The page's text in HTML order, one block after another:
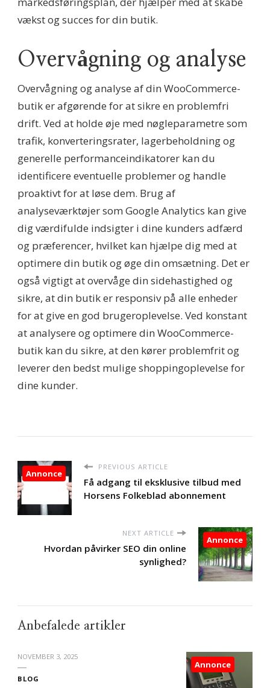
vækst og succes for din butik.
Overvågning og analyse
Overvågning og analyse af din WooCommerce-
butik er afgørende for at sikre en problemfri
drift. Ved at holde øje med nøgleparametre som
trafik, konverteringsrater, lagerbeholdning og
generelle performanceindikatorer kan du
identificere eventuelle problemer og handle
proaktivt for at løse dem. Brug af
analyseværktøjer som Google Analytics kan give
dig værdifulde indsigter i dine kunders adfærd
og præferencer, hvilket kan hjælpe dig med at
optimere din butik og øge din omsætning. Det er
også vigtigt at overvåge din sidehastighed og
sikre, at din butik er responsiv på alle enheder
for at give en god brugeroplevelse. Ved konstant
at analysere og optimere din WooCommerce-
butik kan du sikre, at den kører problemfrit og
leverer den bedst mulige shoppingoplevelse for
dine kunder.
PREVIOUS ARTICLE
Få adgang til eksklusive tilbud med
Horsens Folkeblad abonnement
Annonce
NEXT ARTICLE
Hvordan påvirker SEO din online
synlighed?
Annonce
Anbefalede artikler
NOVEMBER 3, 2025
BLOG
Annonce